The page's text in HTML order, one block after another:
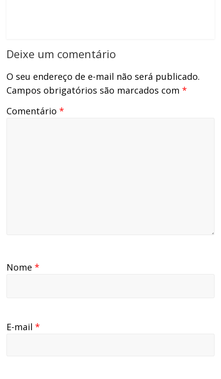
Deixe um comentário
O seu endereço de e-mail não será publicado.
Campos obrigatórios são marcados com*
Comentário*
Nome*
E-mail*